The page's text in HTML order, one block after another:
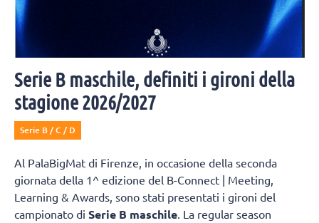
Serie B maschile, definiti i gironi della
stagione 2026/2027
Serie B / C / D
Al PalaBigMat di Firenze, in occasione della seconda
giornata della 1^ edizione del B-Connect | Meeting,
Learning & Awards, sono stati presentati i gironi del
campionato di Serie B maschile . La regular season